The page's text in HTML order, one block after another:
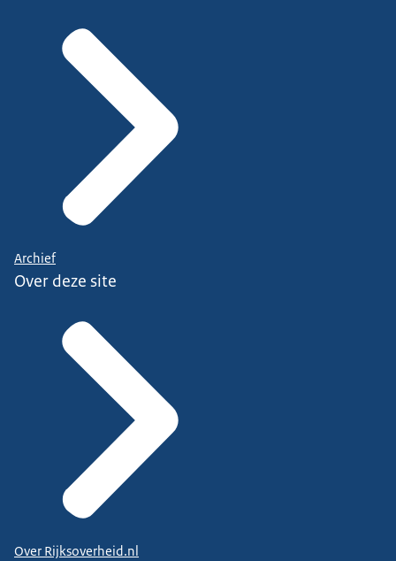
Archief
Over deze site
Over Rijksoverheid.nl